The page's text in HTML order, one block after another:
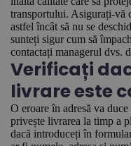
transportului. Asigurați-vă
astfel încât să nu se
sunteți sigur cum să
contactați managerul dvs.
Verificați
livrare este
O eroare în adresă va
privește livrarea la timp a
dacă introduceți în